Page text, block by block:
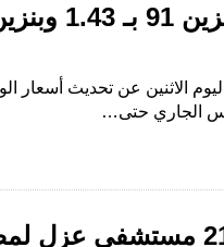
الاثنين عن تحديث أسعار
وزارة الصحة المصرية تعيد فتح 21